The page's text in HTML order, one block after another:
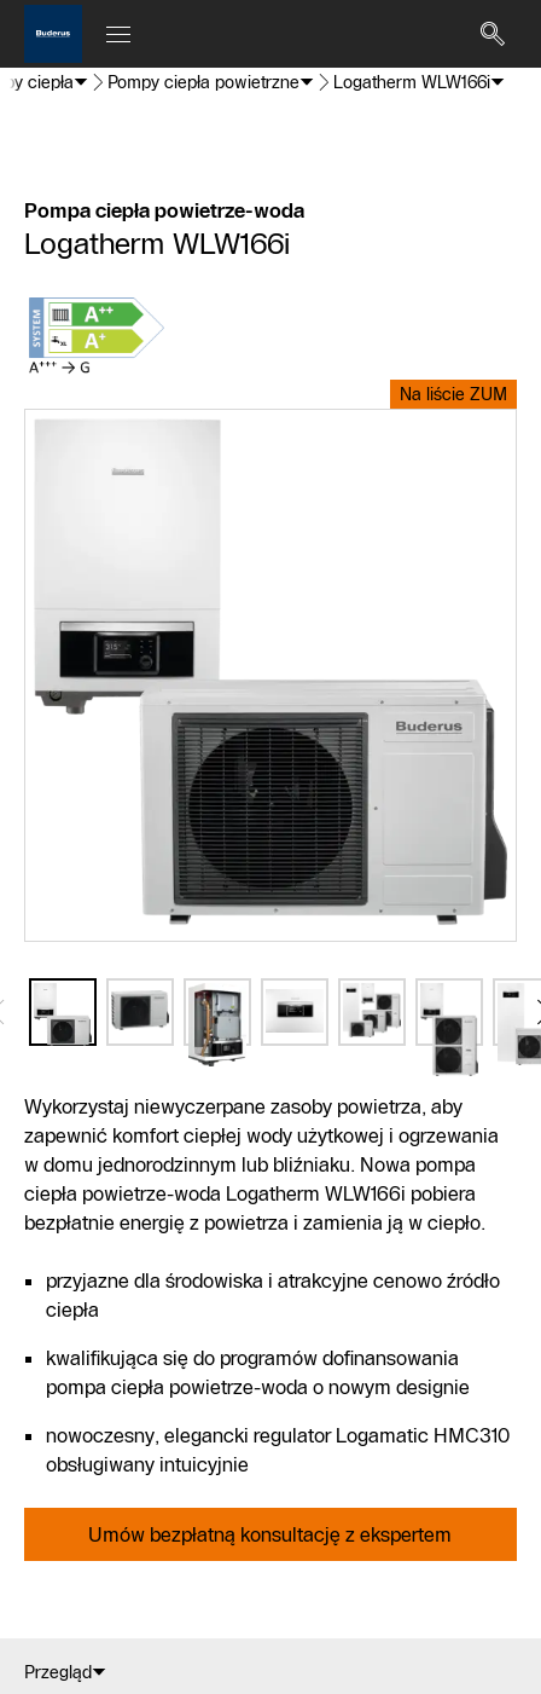
ciepła Pompy ciepła powietrzne Logatherm WLW166i
Pompa ciepła powietrze-woda
Logatherm WLW166i
Na liście ZUM
Wykorzystaj niewyczerpane zasoby powietrza, aby
zapewnić komfort ciepłej wody użytkowej i ogrzewania
w domu jednorodzinnym lub bliźniaku. Nowa pompa
ciepła powietrze-woda Logatherm WLW166i pobiera
bezpłatnie energię z powietrza i zamienia ją w ciepło.
przyjazne dla środowiska i atrakcyjne cenowo źródło
ciepła
kwalifikująca się do programów dofinansowania
pompa ciepła powietrze-woda o nowym designie
nowoczesny, elegancki regulator Logamatic HMC310
obsługiwany intuicyjnie
Umów bezpłatną konsultację z ekspertem
Przegląd